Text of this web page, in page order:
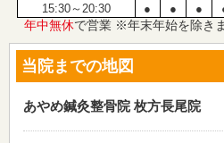
15:30～20:30
● ● ●
年中無休で営業 ※年末年始を除き
当院までの地図
あやめ鍼灸整骨院 枚方長尾院